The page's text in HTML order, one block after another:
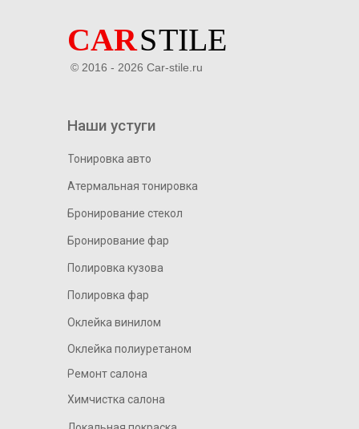
Наши устуги
Тонировка авто
Атермальная тонировка
Бронирование стекол
Бронирование фар
Оклейка винилом
Оклейка полиуретаном
Химчистка салона
Полировка кузова
Полировка фар
Ремонт салона
© 2016 - 2026 Car-stile.ru